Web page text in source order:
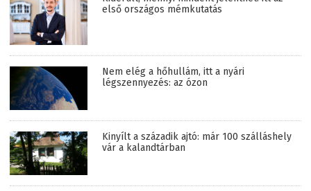
első országos mémkutatás
Nem elég a hőhullám, itt a nyári
légszennyezés: az ózon
Kinyílt a századik ajtó: már 100 szálláshely
vár a kalandtárban